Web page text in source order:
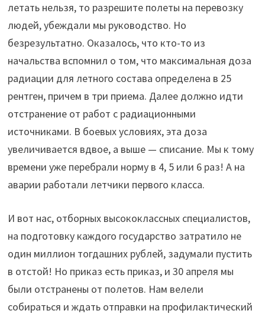
летать нельзя, то разрешите полеты на перевозку
людей, убеждали мы руководство. Но
безрезультатно. Оказалось, что кто-то из
начальства вспомнил о том, что максимальная доза
радиации для летного состава определена в 25
рентген, причем в три приема. Далее должно идти
отстранение от работ с радиационными
источниками. В боевых условиях, эта доза
увеличивается вдвое, а выше — списание. Мы к тому
времени уже перебрали норму в 4, 5 или 6 раз! А на
аварии работали летчики первого класса.
И вот нас, отборных высококлассных специалистов,
на подготовку каждого государство затратило не
один миллион тогдашних рублей, задумали пустить
в отстой! Но приказ есть приказ, и 30 апреля мы
были отстранены от полетов. Нам велели
собираться и ждать отправки на профилактический